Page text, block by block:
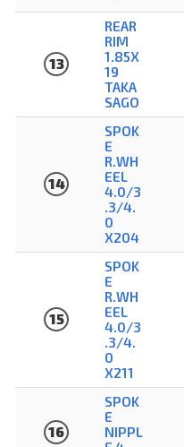
13
REAR
RIM
1.85X
19
TAKA
SAGO
14
SPOK
E
R.WH
EEL
4.0/3
.3/4.
0
X204
15
SPOK
E
R.WH
EEL
4.0/3
.3/4.
0
X211
16
SPOK
E
NIPPL